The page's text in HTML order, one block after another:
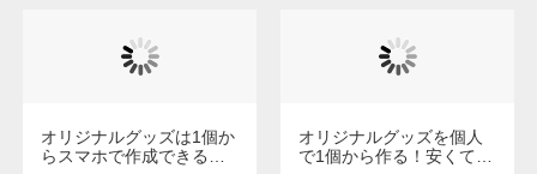
オリジナルグッズは1個か
らスマホで作成できる！
オリジナルグッズを個人
で1個から作る！安くて簡